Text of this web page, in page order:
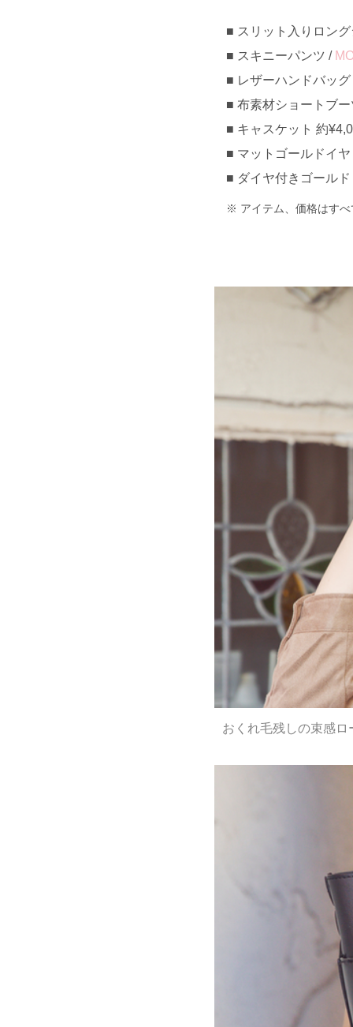
スリット入りロン
スキニーパンツ /
レザーハンドバッ
布素材ショートブ
キャスケット 約
マットゴールドイ
ダイヤ付きゴール
アイテム、価格はす
おくれ毛残しの束感